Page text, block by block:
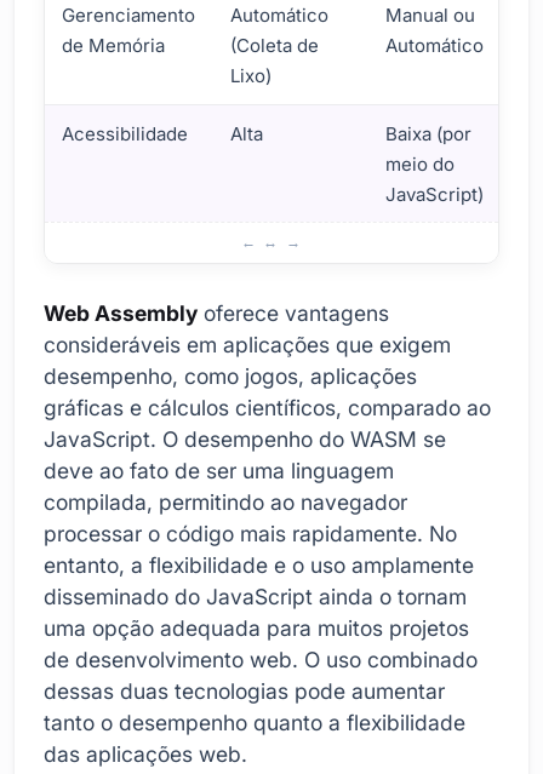
Gerenciamento
de Memória
Automático
(Coleta de
Lixo)
Manual ou
Automático
Acessibilidade Alta
Baixa (por
meio do
JavaScript)
Web Assembly oferece vantagens
consideráveis em aplicações que exigem
desempenho, como jogos, aplicações
gráficas e cálculos científicos, comparado ao
JavaScript. O desempenho do WASM se
deve ao fato de ser uma linguagem
compilada, permitindo ao navegador
processar o código mais rapidamente. No
entanto, a flexibilidade e o uso amplamente
disseminado do JavaScript ainda o tornam
uma opção adequada para muitos projetos
de desenvolvimento web. O uso combinado
dessas duas tecnologias pode aumentar
tanto o desempenho quanto a flexibilidade
das aplicações web.